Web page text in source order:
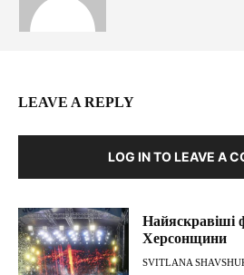
LEAVE A REPLY
LOG IN TO LEAVE A
Найяскравіші
Херсонщини
SVITLANA